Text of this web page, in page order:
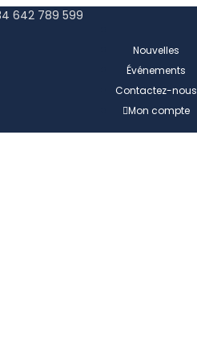
642 789 599
Nouvelles
Événements
Contactez-nous
Mon compte